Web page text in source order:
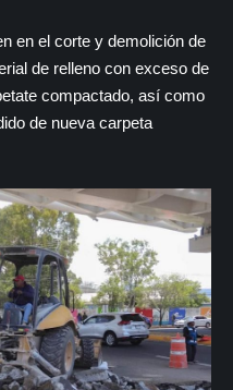
en el corte y demolición de
de relleno con exceso de
compactado, así como
de nueva carpeta